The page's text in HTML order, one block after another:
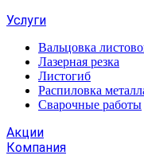
Услуги
Вальцовка
Лазерная резка
Листогиб
Распиловка
Сварочные работы
Акции
Компания